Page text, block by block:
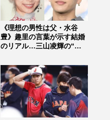
《理想の男性は父・水谷
豊》趣里の言葉が示す結婚
のリアル…三山凌輝の“密